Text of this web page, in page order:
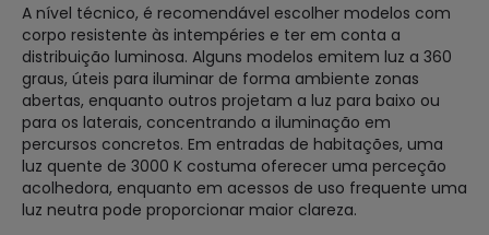
A nível técnico, é recomendável escolher modelos com
corpo resistente às intempéries e ter em conta a
distribuição luminosa. Alguns modelos emitem luz a 360
graus, úteis para iluminar de forma ambiente zonas
abertas, enquanto outros projetam a luz para baixo ou
para os laterais, concentrando a iluminação em
percursos concretos. Em entradas de habitações, uma
luz quente de 3000 K costuma oferecer uma perceção
acolhedora, enquanto em acessos de uso frequente uma
luz neutra pode proporcionar maior clareza.